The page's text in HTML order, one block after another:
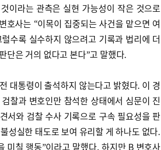
이라는 관측은 실현 가능성이 작은 것으로
호사는 “이목이 집중되는 사건을 맡으면 여
수록 실수하지 않으려고 기록과 법리에 더
단은 거의 없다고 본다”고 말했다.
대통령이 출석하지 않는다고 밝혔다. 이 경
찰과 변호인만 참석한 상태에서 심문이 진
서와 검찰 수사 기록으로 구속 필요성을 판
성실한 태도로 보여 유리할 게 하나도 없다.
미칠 행동”이라고 말했다. 하지만 B 변호사